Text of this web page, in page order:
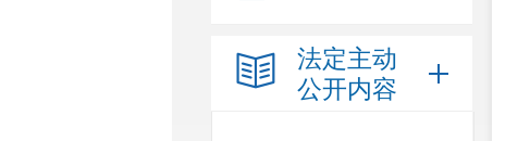
法定主动
公开内容